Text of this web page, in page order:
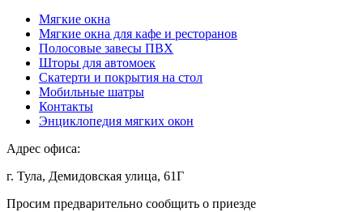
Мягкие окна
Мягкие окна для кафе и ресторанов
Полосовые завесы ПВХ
Шторы для автомоек
Скатерти и покрытия на стол
Мобильные шатры
Контакты
Энциклопедия мягких окон
Адрес офиса:
г. Тула, Демидовская улица, 61Г
Просим предварительно сообщить о приезде